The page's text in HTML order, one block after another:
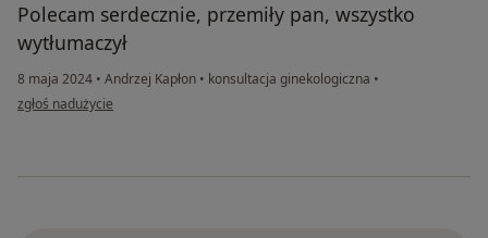
Polecam serdecznie, przemiły pan, wszystko
wytłumaczył
8 maja 2024 • Andrzej Kapłon • konsultacja ginekologiczna •
w opinii użytkownika N
zgłoś nadużycie